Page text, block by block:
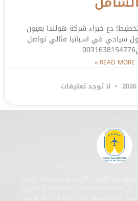
دع خبراء شركة هولندا بعيون
سياحي في اسبانيا مثالي تواصل
READ MORE »
لا توجد تعليقات